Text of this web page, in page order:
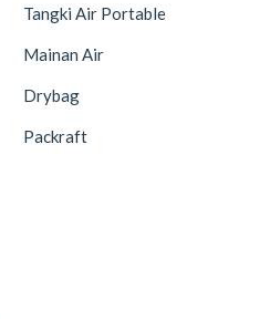
Tangki Air Portable
Mainan Air
Drybag
Packraft